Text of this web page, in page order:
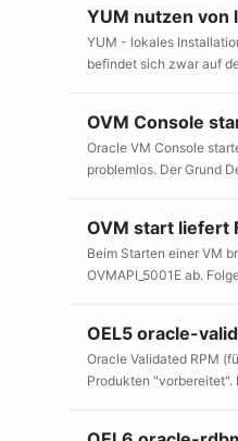
YUM nutzen von
YUM - lokales
befindet sich zwar auf
OVM Console
Oracle VM Console
problemlos. Der Grund
OVM start liefert
Beim Starten einer VM
OVMAPI_5001E ab.
OEL5 oracle-
Oracle Validated RPM
Produkten "vorbereitet".